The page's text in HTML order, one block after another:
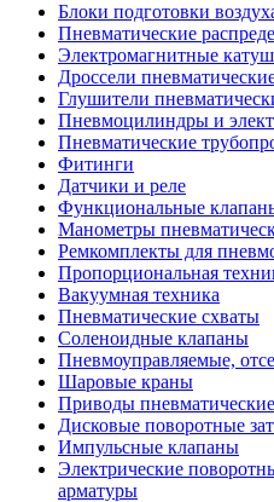
Блоки подготовки
Пневматические
Электромагнитные
Дроссели
Глушители
Пневмоцилиндры и
Пневматические
Фитинги
Датчики и реле
Функциональные
Манометры
Ремкомплекты для
Пропорциональная
Вакуумная техника
Пневматические схваты
Соленоидные клапаны
Пневмоуправляемые,
Шаровые краны
Приводы
Дисковые поворотные
Импульсные клапаны
Электрические
арматуры